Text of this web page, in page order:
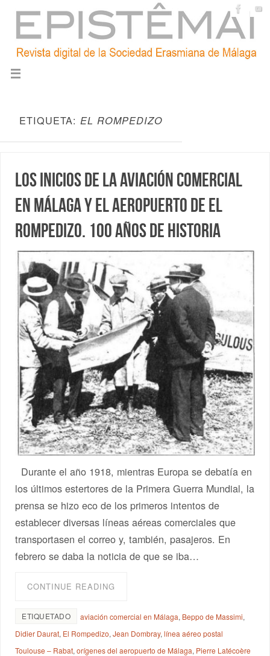
ETIQUETA: EL ROMPEDIZO
Los inicios de la aviación comercial
en Málaga y el aeropuerto de El
Rompedizo. 100 años de historia
Durante el año 1918, mientras Europa se debatía en
los últimos estertores de la Primera Guerra Mundial, la
prensa se hizo eco de los primeros intentos de
establecer diversas líneas aéreas comerciales que
transportasen el correo y, también, pasajeros. En
febrero se daba la noticia de que se iba…
CONTINUE READING
ETIQUETADO aviación comercial en Málaga, Beppo de Massimi,
Didier Daurat, El Rompedizo,Jean Dombray,línea aéreo postal
Toulouse – Rabat,orígenes del aeropuerto de Málaga, Pierre Latécoère